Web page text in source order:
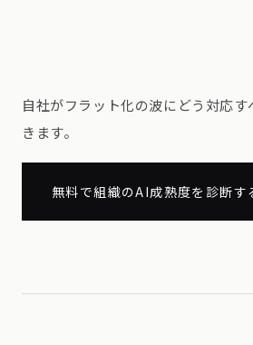
自社がフラット化の波にどう対応
きます。
無料で組織のAI成熟度を診断